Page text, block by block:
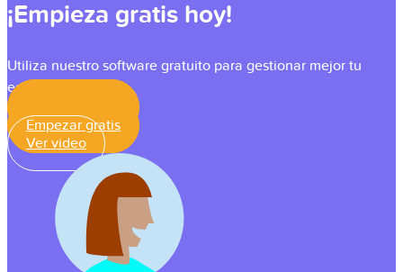
¡Empieza gratis hoy!
Utiliza nuestro software gratuito para gestionar mejor tu
equipo.
Empezar gratis
Ver video